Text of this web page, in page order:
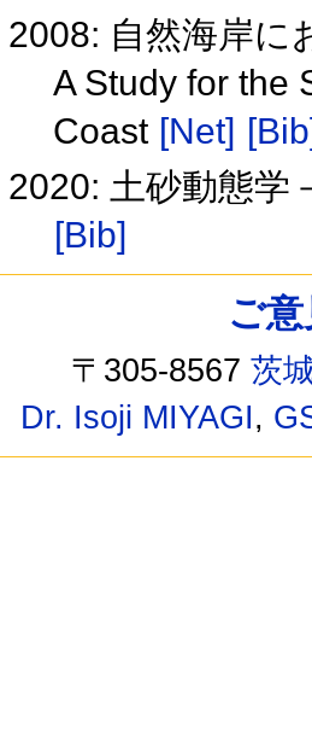
2008: 自然海岸に
A Study for the
Coast [Net]
2020: 土砂動態学
[Bib]
ご
〒305-8567茨
Dr. Isoji MIYAGI,